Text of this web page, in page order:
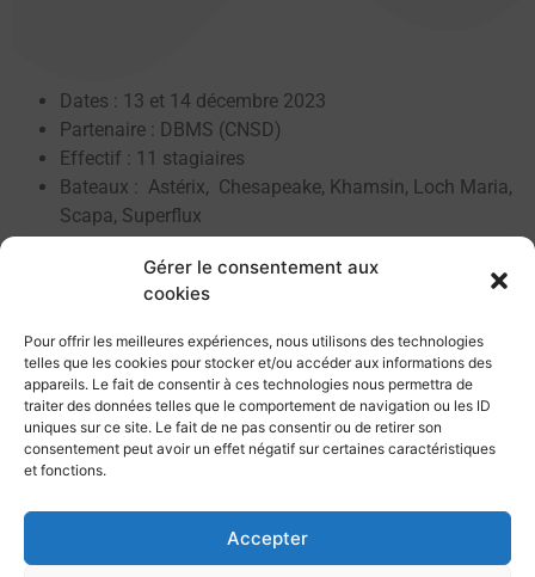
Gérer le consentement aux
cookies
Pour offrir les meilleures expériences, nous utilisons des technologies
telles que les cookies pour stocker et/ou accéder aux informations des
appareils. Le fait de consentir à ces technologies nous permettra de
traiter des données telles que le comportement de navigation ou les ID
uniques sur ce site. Le fait de ne pas consentir ou de retirer son
consentement peut avoir un effet négatif sur certaines caractéristiques
et fonctions.
Accepter
Dates : 13 et 14 décembre 2023
Partenaire : DBMS (CNSD)
Effectif : 11 stagiaires
Bateaux : Astérix, Chesapeake, Khamsin, Loch Maria,
Scapa, Superflux
Météo :
Sortie annulée le 13. Vent fort, rafales 7-8
Beaufort
Le 14, vent assez fort le matin, faiblissant
ensuite. Soleil ciel bleu et temps froid.
A noter, petite visite au Belem, en escale à La Seyne sur
Mer